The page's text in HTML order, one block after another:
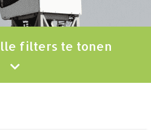
filters te tonen